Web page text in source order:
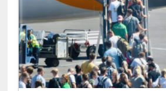
PODCZAS ZAJĘĆ:
poznasz najważniejsze pojęcia i wzory,
przypomnisz sobie podstawy,
nauczysz się analizować zadania,
zobaczysz, że fizykę da się zrozumieć.
ZAPRASZAMY!